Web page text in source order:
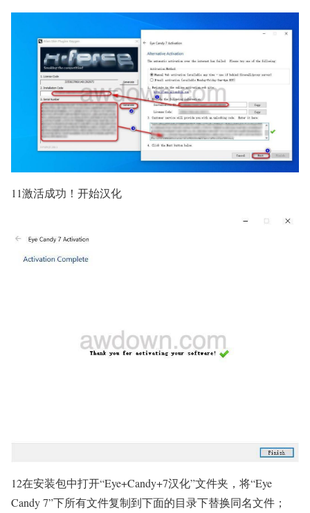
11激活成功！开始汉化
12在安装包中打开“Eye+Candy+7汉化”文件夹，将“Eye
Candy 7”下所有文件复制到下面的目录下替换同名文件；